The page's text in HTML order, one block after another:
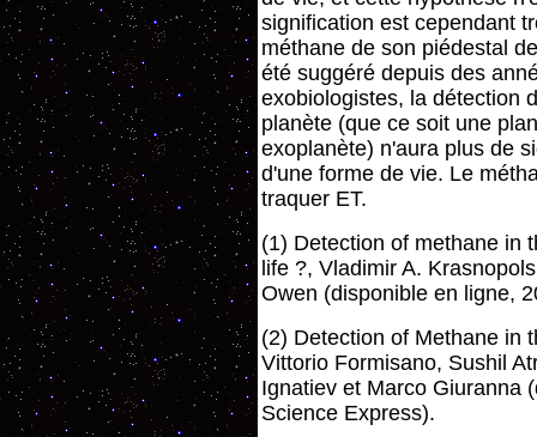
signification est cependant
méthane de son piédestal
été suggéré depuis des
exobiologistes, la détection
planète (que ce soit une
exoplanète) n'aura plus de
d'une forme de vie. Le
traquer ET.
(1) Detection of methane in
life ?, Vladimir A.
Owen (disponible en ligne,
(2) Detection of Methane in
Vittorio Formisano, Sushil
Ignatiev et Marco Giuranna
Science Express).